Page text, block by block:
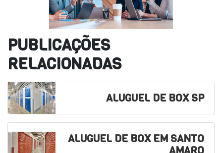
PUBLICAÇÕES
RELACIONADAS
ALUGUEL DE BOX SP
ALUGUEL DE BOX EM SANTO